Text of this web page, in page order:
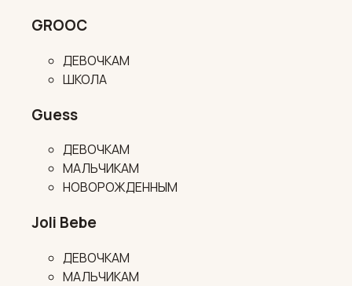
GROOC
ДЕВОЧКАМ
ШКОЛА
Guess
ДЕВОЧКАМ
МАЛЬЧИКАМ
НОВОРОЖДЕННЫМ
Joli Bebe
ДЕВОЧКАМ
МАЛЬЧИКАМ